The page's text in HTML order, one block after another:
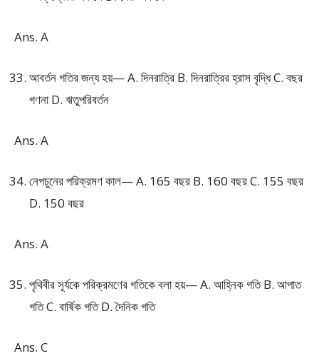
Ans. A
আবর্তন গতির জন্য হয়— A. দিনরাত্রি B. দিনরাত্রির হ্রাস বৃদ্ধি C. বছর
গণনা D. ঋতুপরিবর্তন
Ans. A
নেপচুনের পরিক্রমণ কাল— A. 165 বছর B. 160 বছর C. 155 বছর
D. 150 বছর
Ans. A
পৃথিবীর সূর্যকে পরিক্রমণের গতিকে বলা হয়— A. আহ্নিক গতি B. আপাত
গতি C. বার্ষিক গতি D. দৈনিক গতি
Ans. C